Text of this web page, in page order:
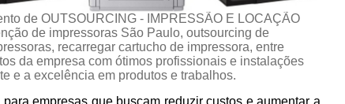
de OUTSOURCING - IMPRESSÃO E LOCAÇÃO
de impressoras São Paulo, outsourcing de
recarregar cartucho de impressora, entre
da empresa com ótimos profissionais e instalações
e a excelência em produtos e trabalhos.